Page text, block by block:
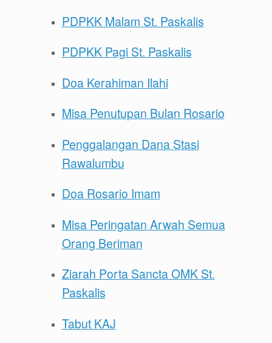
PDPKK Malam St. Paskalis
PDPKK Pagi St. Paskalis
Doa Kerahiman Ilahi
Misa Penutupan Bulan Rosario
Penggalangan Dana Stasi
Rawalumbu
Doa Rosario Imam
Misa Peringatan Arwah Semua
Orang Beriman
Ziarah Porta Sancta OMK St.
Paskalis
Tabut KAJ